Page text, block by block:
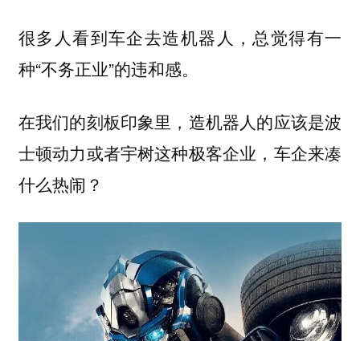
很多人看到车企去造机器人，总觉得有一
种“不务正业”的违和感。
在我们的刻板印象里，造机器人的应该是波
士顿动力或者宇树这种极客企业，车企来凑
什么热闹？